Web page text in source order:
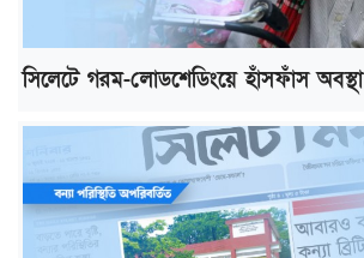
সিলেটে গরম-লোডশেডিংয়ে হাঁসফাঁস অবস্থা